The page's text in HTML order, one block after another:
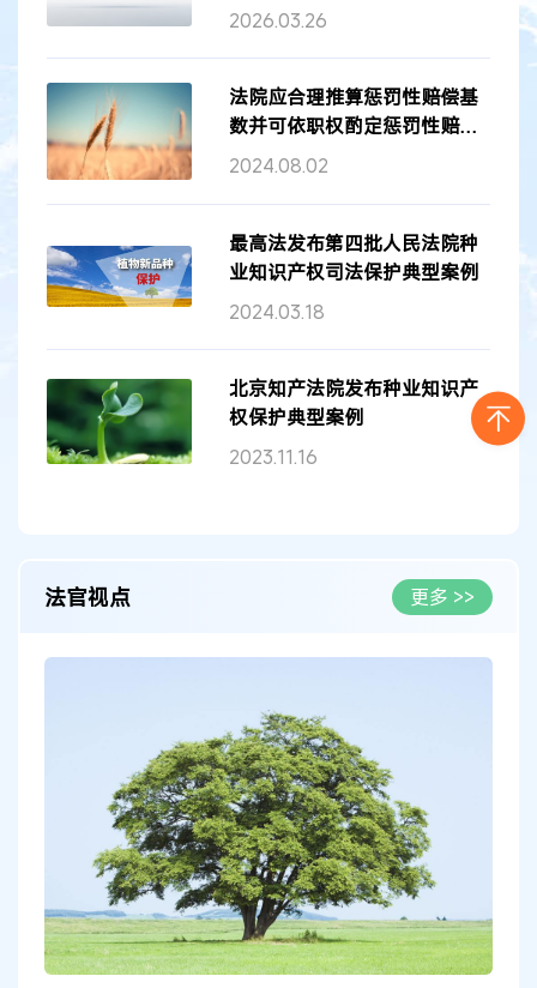
型案例 含...
2026.03.26
法院应合理推算惩罚性赔偿基
数并可依职权酌定惩罚性赔偿
倍数
2024.08.02
最高法发布第四批人民法院种
业知识产权司法保护典型案例
2024.03.18
北京知产法院发布种业知识产
权保护典型案例
2023.11.16
法官视点 更多 >>